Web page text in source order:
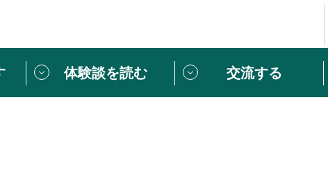
登録」
体験談を読む 交流する